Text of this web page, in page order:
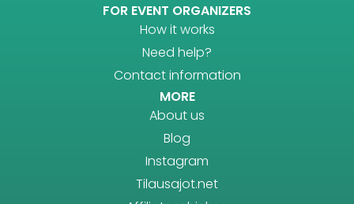
FOR EVENT ORGANIZERS
How it works
Need help?
Contact information
MORE
About us
Blog
Instagram
Tilausajot.net